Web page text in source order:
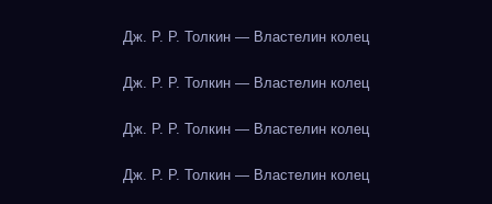
Дж. Р. Р. Толкин — Властелин колец
Дж. Р. Р. Толкин — Властелин колец
Дж. Р. Р. Толкин — Властелин колец
Дж. Р. Р. Толкин — Властелин колец